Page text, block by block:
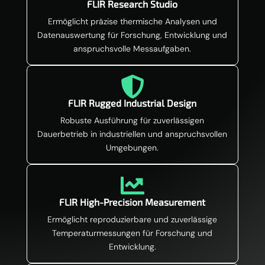
FLIR Research Studio
Ermöglicht präzise thermische Analysen und
Datenauswertung für Forschung, Entwicklung und
anspruchsvolle Messaufgaben.

FLIR Rugged Industrial Design
Robuste Ausführung für zuverlässigen
Dauerbetrieb in industriellen und anspruchsvollen
Umgebungen.

FLIR High-Precision Measurement
Ermöglicht reproduzierbare und zuverlässige
Temperaturmessungen für Forschung und
Entwicklung.